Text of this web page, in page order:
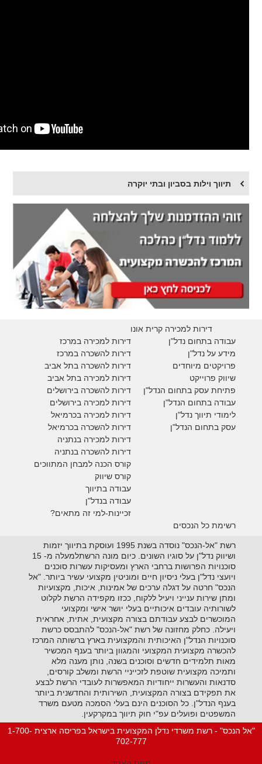
תיווך וילות בסביון ובתי יוקרה
דירות למכירה קרית אונו
דירות למכירה במרכז
דירות להשכרה במרכז
דירות להשכרה בתל אביב
דירות למכירה בתל אביב
דירות להשכרה בירושלים
דירות למכירה בירושלים
דירות למכירה בכרמיאל
דירות להשכרה בכרמיאל
דירות למכירה בנתניה
דירות להשכרה בנתניה
קורס הכנה למבחן המתווכים
קורס שיווק
עבודה בתיווך
עבודה בנדל"ן
זכיינות-למי זה מתאים?
עבודה בתחום נדל"ן
מידע על נדל"ן
פרויקטים מיוחדים
שיווק פרוייקט
פתיחת עסק בתחום הנדל"ן
עבודה בתחום הנדל"ן
לימודי תיווך נדל"ן
עסק בתחום הנדל"ן
רשימת כל הנכסים
רשת "אל-הנכס" נוסדה בשנת 1995 ועוסקת בתיווך יזמות
ושיווק נדל"ן על סוגיו השונים. כיום מונה הרשתלמעלה מ- 15
סוכנויות הפרושות ברחבי הארץ ומעסיקות עשרות סוכנים
ויועצי נדל"ן בעלי ניסיון חיים ומוניטין מקצועי עשיר ביותר. "אל
הנכס" חרטה על דגלה ערכים של אמינות, איכות, מקצועיות
ומתן שירות ענייני ויעיל ללקוח, ככזו מקפידה הרשת לקלוט
לשורותיה עובדים איכותיים בעלי יושר אישי ומקצועי
המוכשרים לבצע עבודתם בצורה מקצועית, אתית, אחראית
ויעילה. כחלק מחזונה של רשת "אל-הנכס" להתבסס כרשת
סוכנויות הנדל"ן האיכותית והמקצועית בארץ ברשותה המרכז
להכשרה מקצועית המקצועי והמגוון ביותר בענף המכשיר
מאות תלמידים חדשים וסוכנים בשנה, נותן מענה מלא
ותמיכה מקצועית שוטפת לזכייניי הרשת ומשלב קורסים,
סדנאות והעשרות ייחודיות המאפשרות לעובדי הרשת לבצע
את תפקידם בצורה המקצועית, השירותית והחדשנית ביותר
בענף הנדל"ן. כל הסוכנים הינם בעלי הסמכה מטעם משרד
המשפטים ופועלים עפ"י חוק תיווך במקרקעין.
"אל הנכס" - רשת משרדי נדלן המקצועית בישראל בפריסה ארצית 1-700-
702-777